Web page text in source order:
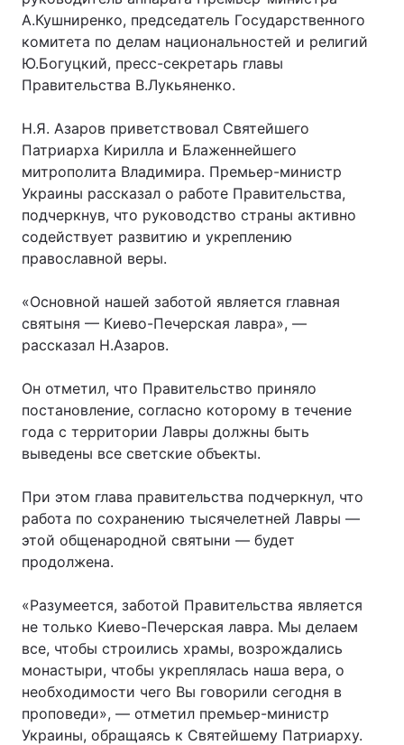
А.Кушниренко, председатель Государственного
комитета по делам национальностей и религий
Ю.Богуцкий, пресс-секретарь главы
Правительства В.Лукьяненко.
Н.Я. Азаров приветствовал Святейшего
Патриарха Кирилла и Блаженнейшего
митрополита Владимира. Премьер-министр
Украины рассказал о работе Правительства,
подчеркнув, что руководство страны активно
содействует развитию и укреплению
православной веры.
«Основной нашей заботой является главная
святыня — Киево-Печерская лавра», —
рассказал Н.Азаров.
Он отметил, что Правительство приняло
постановление, согласно которому в течение
года с территории Лавры должны быть
выведены все светские объекты.
При этом глава правительства подчеркнул, что
работа по сохранению тысячелетней Лавры —
этой общенародной святыни — будет
продолжена.
«Разумеется, заботой Правительства является
не только Киево-Печерская лавра. Мы делаем
все, чтобы строились храмы, возрождались
монастыри, чтобы укреплялась наша вера, о
необходимости чего Вы говорили сегодня в
проповеди», — отметил премьер-министр
Украины, обращаясь к Святейшему Патриарху.